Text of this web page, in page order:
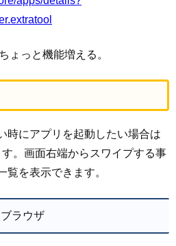
ょっと機能増える。
時にアプリを起動したい場合は
。画面右端からスワイプする事
覧を表示できます。
ブラウザ